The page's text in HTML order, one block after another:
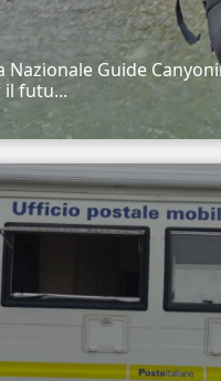
Nazionale Guide
il futu...